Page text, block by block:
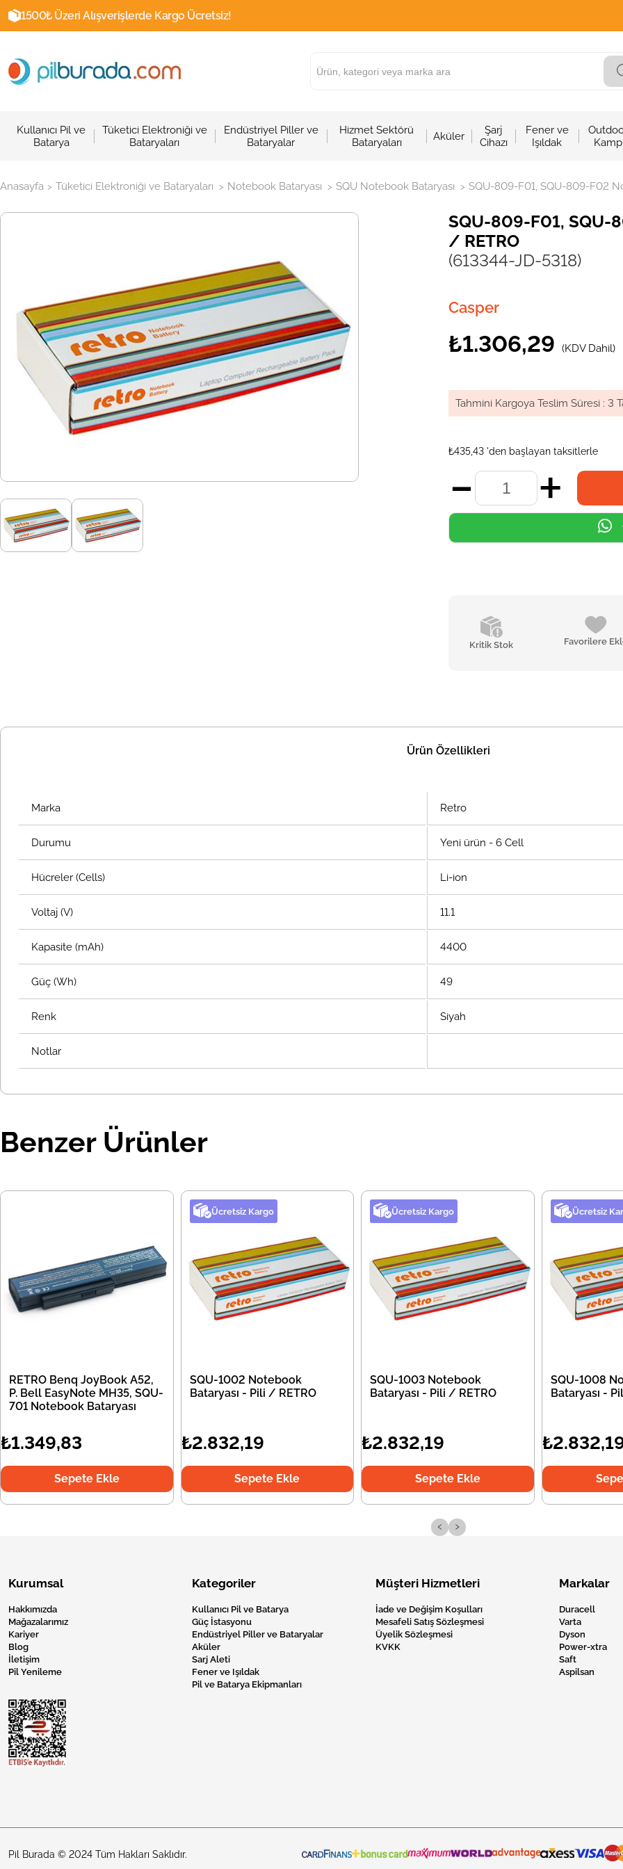
1500₺ Üzeri Alışverişlerde Kargo Ücretsiz!
Kullanıcı Pil ve
Batarya
Tüketici Elektroniği ve
Bataryaları
Endüstriyel Piller ve
Bataryalar
Hizmet Sektörü
Bataryaları
Aküler
Şarj
Cihazı
Fener ve
Işıldak
Kamp
Anasayfa > Tüketici Elektroniği ve Bataryaları > Notebook Bataryası > SQU Notebook Bataryası > SQU-809-F01, SQU-809-F02
SQU-809-F01, SQU-
/ RETRO
(613344-JD-5318)
Casper
₺1.306,29 (KDV Dahil)
Tahmini Kargoya Teslim Süresi : 3
₺435,43 'den başlayan taksitlerle
Kritik Stok Favorilere
Ürün Özellikleri
Marka Retro
Durumu Yeni ürün - 6 Cell
Hücreler (Cells) Li-ion
Voltaj (V) 11.1
Kapasite (mAh) 4400
Güç (Wh) 49
Renk Siyah
Notlar
Benzer Ürünler
RETRO Benq JoyBook A52,
P. Bell EasyNote MH35, SQU-
701 Notebook Bataryası
₺1.349,83
Sepete Ekle
Ücretsiz Kargo
SQU-1002 Notebook
Bataryası - Pili / RETRO
₺2.832,19
Sepete Ekle
Ücretsiz Kargo
SQU-1003 Notebook
Bataryası - Pili / RETRO
₺2.832,19
Sepete Ekle
Ücretsiz
SQU-1008
Bataryası -
‹ ›
Kurumsal
Hakkımızda
Mağazalarımız
Kariyer
Blog
İletişim
Pil Yenileme
Kategoriler
Kullanıcı Pil ve Batarya
Güç İstasyonu
Endüstriyel Piller ve Bataryalar
Aküler
Sarj Aleti
Fener ve Işıldak
Pil ve Batarya Ekipmanları
Müşteri Hizmetleri
İade ve Değişim Koşulları
Mesafeli Satış Sözleşmesi
Üyelik Sözleşmesi
KVKK
Markalar
Duracell
Varta
Dyson
Power-xtra
Saft
Aspilsan
Pil Burada © 2024 Tüm Hakları Saklıdır.